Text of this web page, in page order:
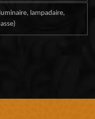
lampadaire,